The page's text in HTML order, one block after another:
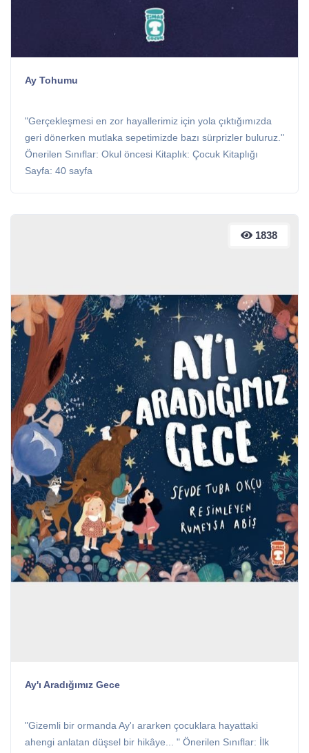
Ay Tohumu
"Gerçekleşmesi en zor hayallerimiz için yola çıktığımızda
geri dönerken mutlaka sepetimizde bazı sürprizler buluruz."
Önerilen Sınıflar: Okul öncesi Kitaplık: Çocuk Kitaplığı
Sayfa: 40 sayfa
1838
1838
Ay'ı Aradığımız Gece
"Gizemli bir ormanda Ay'ı ararken çocuklara hayattaki
ahengi anlatan düşsel bir hikâye... " Önerilen Sınıflar: İlk